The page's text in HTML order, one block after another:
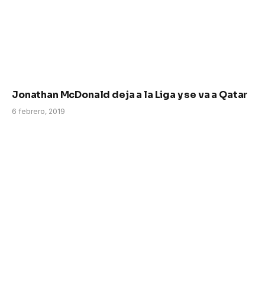
Jonathan McDonald deja a la Liga y se va a Qatar
6 febrero, 2019